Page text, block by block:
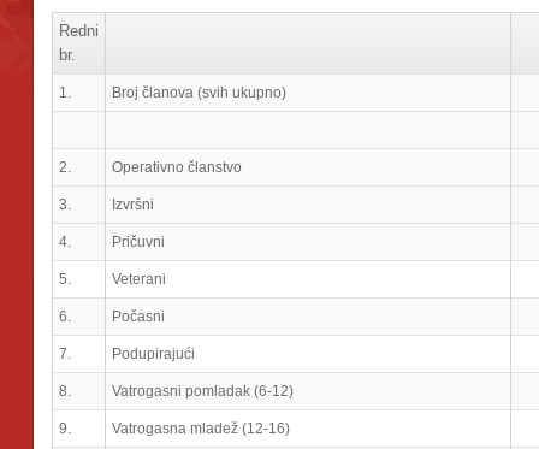
Redni
br.
1. Broj članova (svih ukupno)
2. Operativno članstvo
3. Izvršni
4. Pričuvni
5. Veterani
6. Počasni
7. Podupirajući
8. Vatrogasni pomladak (6-12)
9. Vatrogasna mladež (12-16)